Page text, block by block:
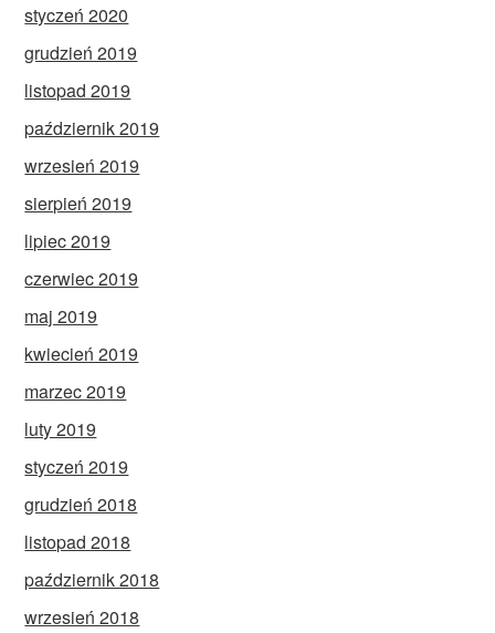
styczeń 2020
grudzień 2019
listopad 2019
październik 2019
wrzesień 2019
sierpień 2019
lipiec 2019
czerwiec 2019
maj 2019
kwiecień 2019
marzec 2019
luty 2019
styczeń 2019
grudzień 2018
listopad 2018
październik 2018
wrzesień 2018